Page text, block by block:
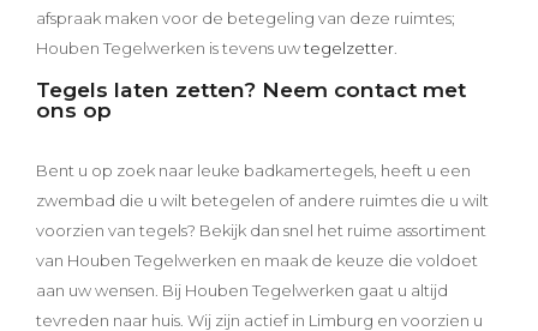
afspraak maken voor de betegeling van deze ruimtes;
Houben Tegelwerken is tevens uwtegelzetter.
Tegels laten zetten? Neem contact met
ons op
Bent u op zoek naar leuke badkamertegels, heeft u een
zwembad die u wilt betegelen of andere ruimtes die u wilt
voorzien van tegels? Bekijk dan snel het ruime assortiment
van Houben Tegelwerken en maak de keuze die voldoet
aan uw wensen. Bij Houben Tegelwerken gaat u altijd
tevreden naar huis. Wij zijn actief in Limburg en voorzien u